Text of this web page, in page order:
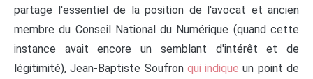
partage l'essentiel de la position de l'avocat et ancien
membre du Conseil National du Numérique (quand cette
instance avait encore un semblant d'intérêt et de
légitimité), Jean-Baptiste Soufron qui indique un point de